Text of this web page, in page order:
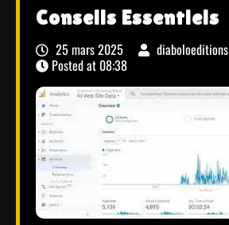
Conseils Essentiels
25 mars 2025 diaboloeditions
Posted at 08:38